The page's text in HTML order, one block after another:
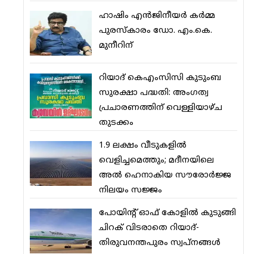
ഹാഷിം എന്‍ജിനീയര്‍ കര്‍മ്മ
പുരസ്‌കാരം ഡോ. എം.കെ.
മുനീറിന്
റിയാദ് കെഎംസിസി കുടുംബ
സുരക്ഷാ പദ്ധതി: അംഗത്വ
പ്രചാരണത്തിന് വെള്ളിയാഴ്ച
തുടക്കം
1.9 ലക്ഷം വീടുകളില്‍
വെളിച്ചമെത്തും; മദീനയിലെ
അല്‍ ഹെനാകിയ സൗരോര്‍ജ്ജ
നിലയം സജ്ജം
പോയിന്റ് ഓഫ് കോളില്‍ കുടുങ്ങി
ചിറക് വിടരാതെ റിയാദ്-
തിരുവനന്തപുരം സ്വപ്നങ്ങള്‍